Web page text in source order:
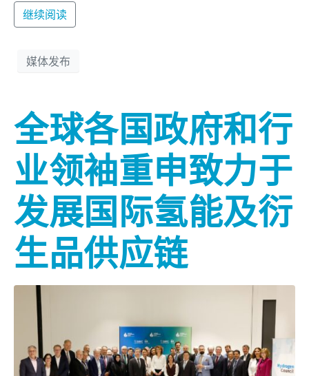
继续阅读
媒体发布
全球各国政府和行
业领袖重申致力于
发展国际氢能及衍
生品供应链